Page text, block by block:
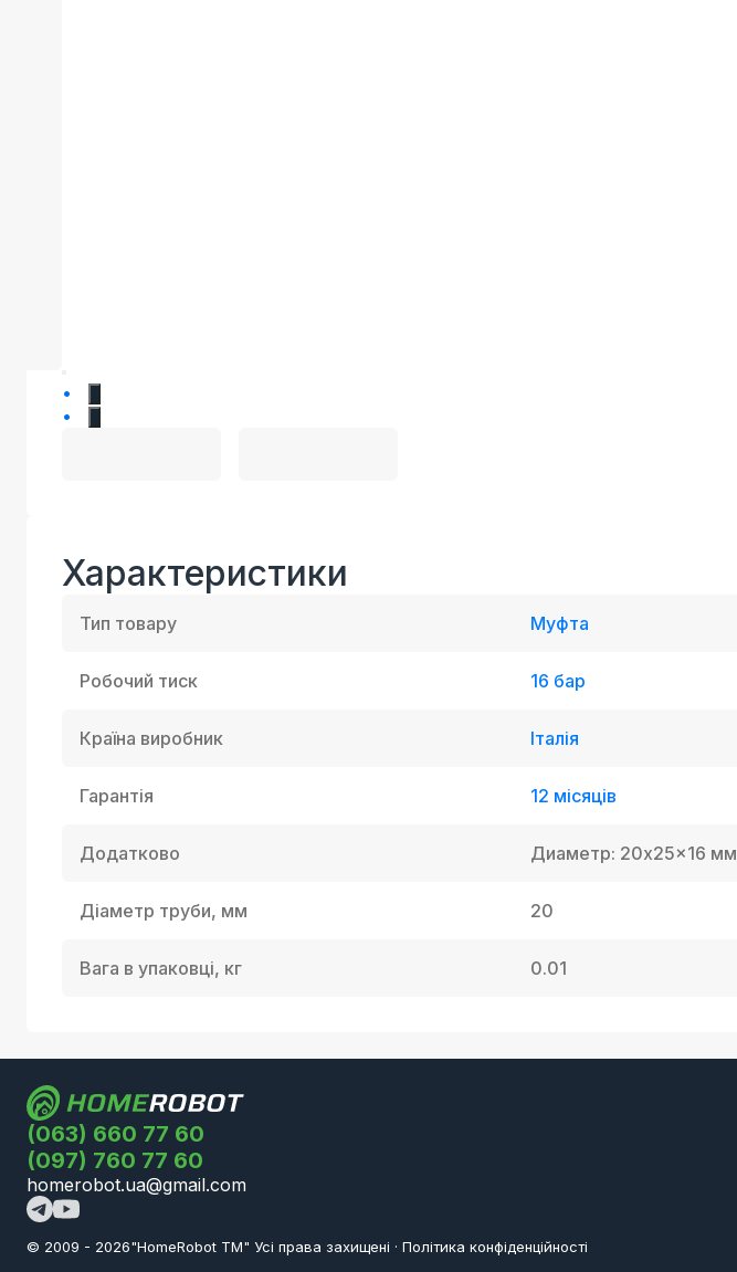
Характеристики
Тип товару Муфта
Робочий тиск 16 бар
Країна виробник Італія
Гарантія 12 місяців
Додатково Диаметр: 20x25x16 мм
Діаметр труби, мм 20
Вага в упаковці, кг 0.01
(063) 660 77 60
(097) 760 77 60
homerobot.ua@gmail.com
© 2009 - 2026"HomeRobot ТМ" Усi права захищені · Політика конфіденційності